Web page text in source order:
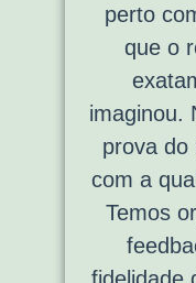
perto
que o
imaginou.
prova do
com a
Temos